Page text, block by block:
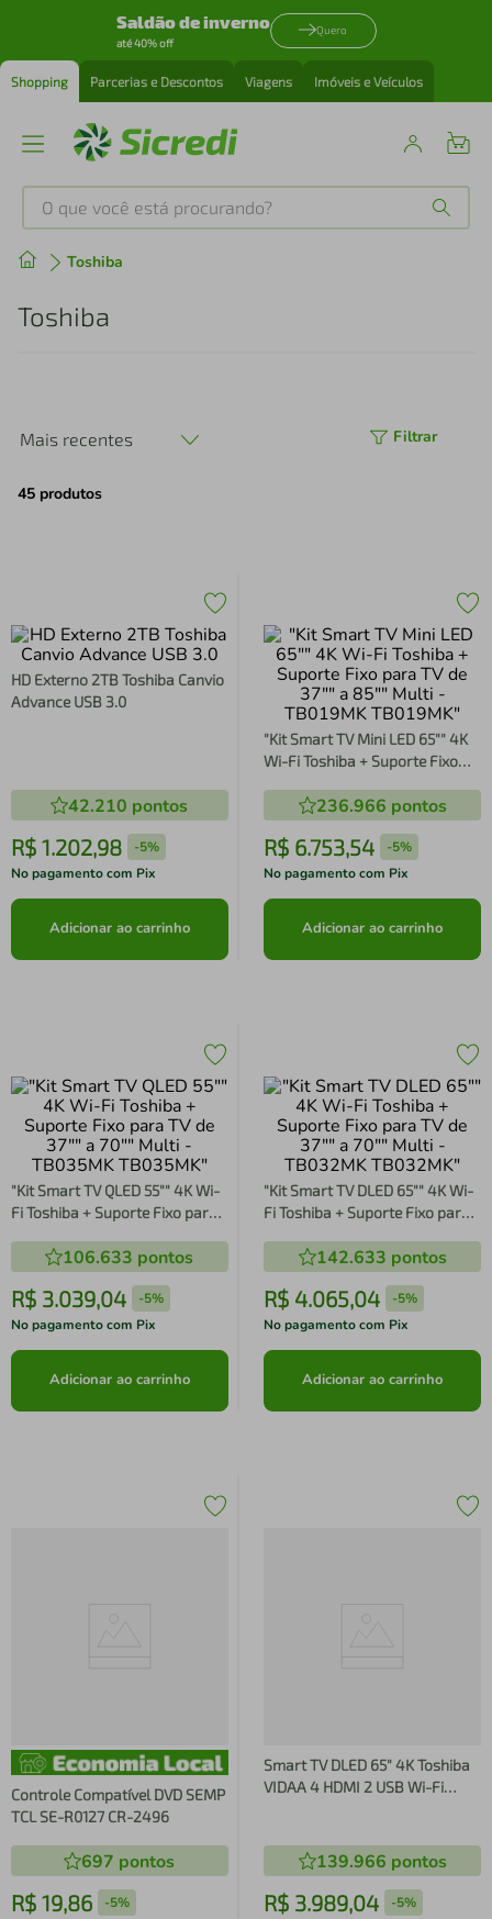
Saldão de inverno
até 40% off
Quero
Shopping Parcerias e Descontos Viagens Imóveis e Veículos
O que você está procurando?
Toshiba
Toshiba
Mais recentes Filtrar
45 produtos
HD Externo 2TB Toshiba Canvio
Advance USB 3.0
42.210 pontos
R$ 1.202,98 -5%
No pagamento com Pix
Adicionar ao carrinho
"Kit Smart TV Mini LED 65"" 4K
Wi-Fi Toshiba + Suporte Fixo
TB019MK TB019MK"
236.966 pontos
R$ 6.753,54 -5%
No pagamento com Pix
Adicionar ao carrinho
"Kit Smart TV QLED 55"" 4K Wi-
Fi Toshiba + Suporte Fixo para
TB035MK TB035MK"
106.633 pontos
R$ 3.039,04 -5%
No pagamento com Pix
Adicionar ao carrinho
"Kit Smart TV DLED 65"" 4K Wi-
Fi Toshiba + Suporte Fixo para
TB032MK TB032MK"
142.633 pontos
R$ 4.065,04 -5%
No pagamento com Pix
Adicionar ao carrinho
Controle Compatível DVD SEMP
TCL SE-R0127 CR-2496
697 pontos
R$ 19,86 -5%
Smart TV DLED 65" 4K Toshiba
VIDAA 4 HDMI 2 USB Wi-Fi
139.966 pontos
R$ 3.989,04 -5%
Produtos mais buscados
1º
perfume
4º air fryer